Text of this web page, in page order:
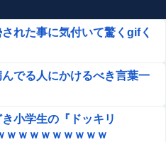
された事に気付いて驚くgifく
んでる人にかけるべき言葉一
き小学生の『ドッキリ
ｗｗｗｗｗｗｗｗｗ